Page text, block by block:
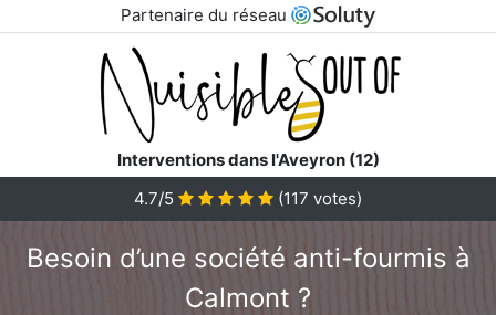
Partenaire du réseau
Interventions dans l'Aveyron (12)
4.7/5
(117 votes)
Besoin d’une société anti-fourmis à
Calmont ?